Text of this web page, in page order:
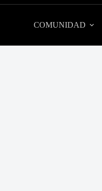
COMUNIDAD